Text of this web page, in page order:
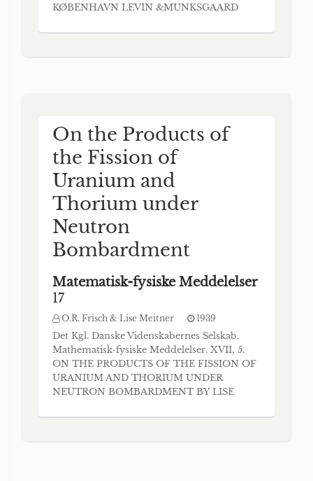
KØBENHAVN LEVIN &MUNKSGAARD
Denmark. Bianco Lunos Bogtrykkeri A/S. We
On the Products of
the Fission of
Uranium and
Thorium under
Neutron
Bombardment
Matematisk-fysiske Meddelelser
17
O.R. Frisch & Lise Meitner 1939
Det Kgl. Danske Videnskabernes Selskab.
Mathematisk-fysiske Meddelelser. XVII, 5.
ON THE PRODUCTS OF THE FISSION OF
URANIUM AND THORIUM UNDER
NEUTRON BOMBARDMENT BY LISE
EJNAR MUNKSGAARD 1939 Printed in